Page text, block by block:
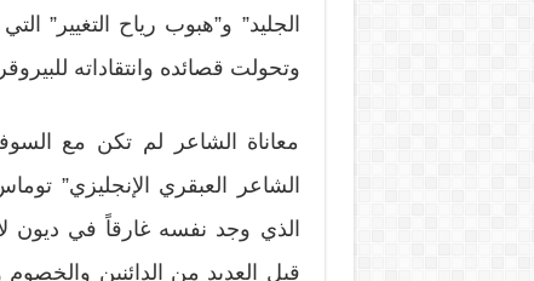
الجليد” و”هبوب رياح التغيير”
وتحولت قصائده وانتقاداته
معاناة الشاعر لم تكن مع
الذي وجد نفسه غارقاً في ديون
قبل العديد من الدائنين